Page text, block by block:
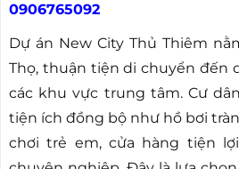
0906765092
Dự án New City Thủ Thiêm
Thọ, thuận tiện di chuyển đến
các khu vực trung tâm. Cư
tiện ích đồng bộ như hồ bơi
chơi trẻ em, cửa hàng tiện